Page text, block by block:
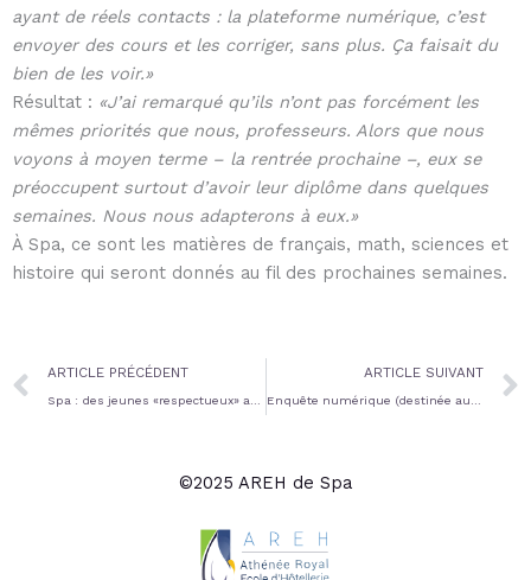
ayant de réels contacts : la plateforme numérique, c’est
envoyer des cours et les corriger, sans plus. Ça faisait du
bien de les voir.»
Résultat : «J’ai remarqué qu’ils n’ont pas forcément les
mêmes priorités que nous, professeurs. Alors que nous
voyons à moyen terme – la rentrée prochaine –, eux se
préoccupent surtout d’avoir leur diplôme dans quelques
semaines. Nous nous adapterons à eux.»
À Spa, ce sont les matières de français, math, sciences et
histoire qui seront donnés au fil des prochaines semaines.
Prev
ARTICLE PRÉCÉDENT ARTICLE SUIVANT
©2025 AREH de Spa